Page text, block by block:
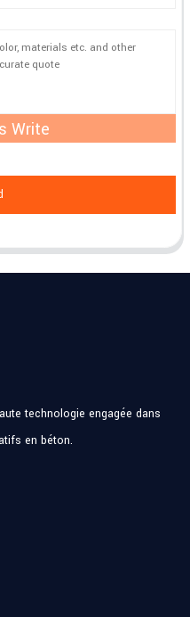
Write
technologie engagée dans
en béton.